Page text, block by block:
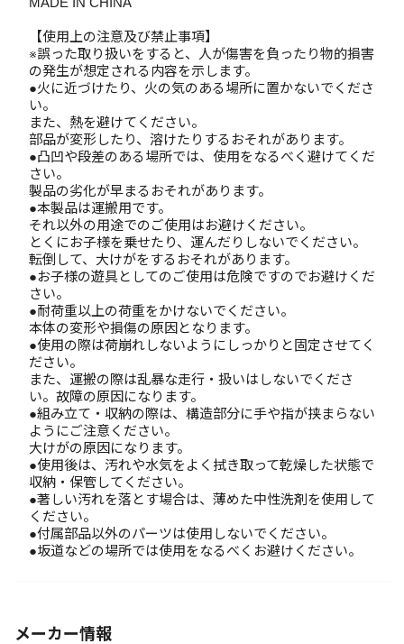
【使用上の注意及び禁止事項】
※誤った取り扱いをすると、人が傷害を負ったり物的損害
の発生が想定される内容を示します。
●火に近づけたり、火の気のある場所に置かないでくださ
い。
また、熱を避けてください。
部品が変形したり、溶けたりするおそれがあります。
●凸凹や段差のある場所では、使用をなるべく避けてくだ
さい。
製品の劣化が早まるおそれがあります。
●本製品は運搬用です。
それ以外の用途でのご使用はお避けください。
とくにお子様を乗せたり、運んだりしないでください。
転倒して、大けがをするおそれがあります。
●お子様の遊具としてのご使用は危険ですのでお避けくだ
さい。
●耐荷重以上の荷重をかけないでください。
本体の変形や損傷の原因となります。
●使用の際は荷崩れしないようにしっかりと固定させてく
ださい。
また、運搬の際は乱暴な走行・扱いはしないでくださ
い。故障の原因になります。
●組み立て・収納の際は、構造部分に手や指が挟まらない
ようにご注意ください。
大けがの原因になります。
●使用後は、汚れや水気をよく拭き取って乾燥した状態で
収納・保管してください。
●著しい汚れを落とす場合は、薄めた中性洗剤を使用して
ください。
●付属部品以外のパーツは使用しないでください。
●坂道などの場所では使用をなるべくお避けください。
メーカー情報